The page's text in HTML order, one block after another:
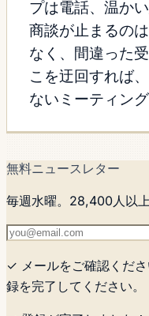
プは電話、温か
商談が止まるの
なく、間違った
こを迂回すれば
ないミーティング
無料ニュースレター
毎週水曜。28,400人以
✓ メールをご確認くだ
録を完了してください。